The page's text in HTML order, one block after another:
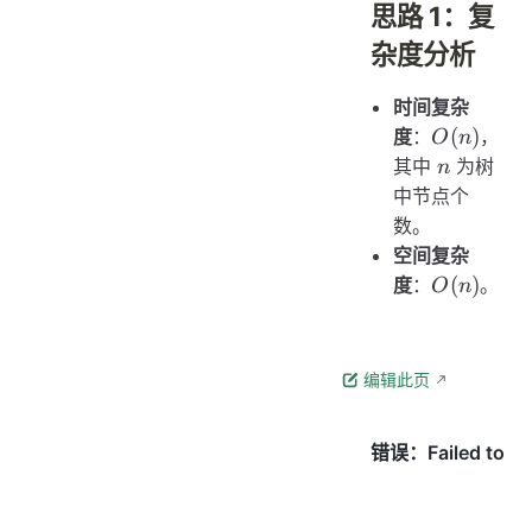
思路 1：复
杂度分析
时间复杂
度： O(n)
O(n)，
其中n
n 为树
中节点个
数。
空间复杂
度： O(n)
O(n)。
编辑此页